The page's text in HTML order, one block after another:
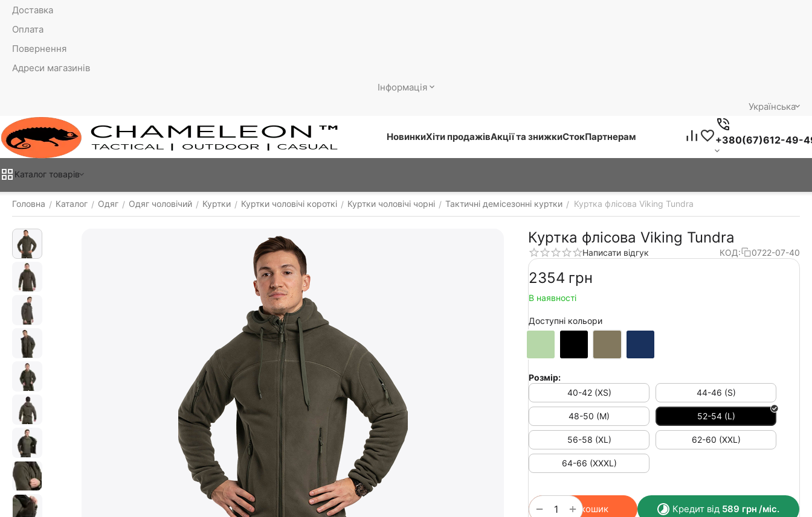
Доставка
Оплата
Повернення
Адреси магазинів
Інформація
Українська
НовинкиХіти продажівАкції та знижкиСтокПартнерам +380(67)612-49-
Каталог товарiв
Головна / Каталог / Одяг / Одяг чоловічий / Куртки / Куртки чоловічі короткі / Куртки чоловічі чорні / Тактичні демісезонні куртки / Куртка флісова Viking Tundra
Куртка флісова Viking Tundra
Написати відгук КОД: 0722-07-40
‍2354‍ грн
В наявності
Доступні кольори
Розмір:
40-42 (XS)
44-46 (S)
48-50 (M) 52-54 (L)
56-58 (XL) 62-60 (XXL)
64-66 (XXXL)
+
− У кошик Кредит від 589 грн /міс.